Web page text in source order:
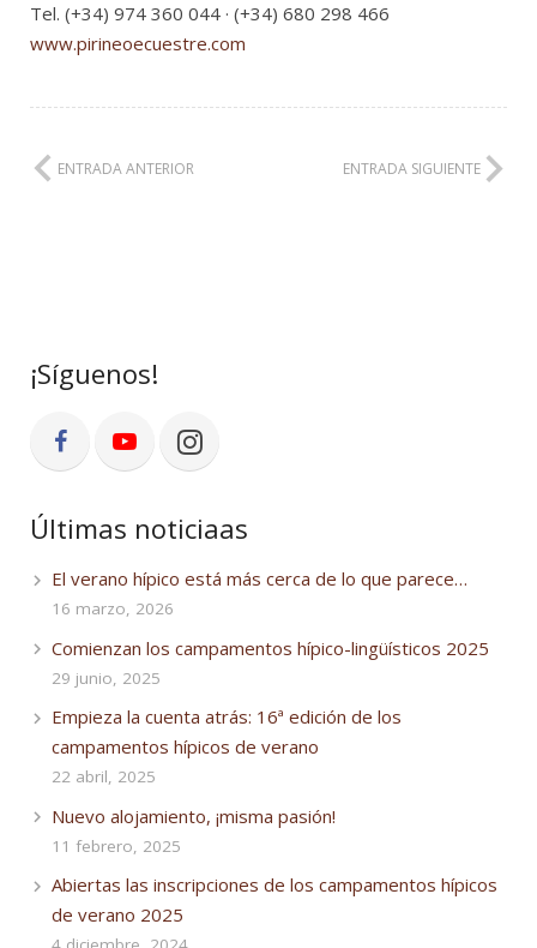
Tel. (+34) 974 360 044 · (+34) 680 298 466
www.pirineoecuestre.com
ENTRADA ANTERIOR ENTRADA SIGUIENTE
¡Síguenos!
Últimas noticiaas
El verano hípico está más cerca de lo que parece…
16 marzo, 2026
Comienzan los campamentos hípico-lingüísticos 2025
29 junio, 2025
Empieza la cuenta atrás: 16ª edición de los
campamentos hípicos de verano
22 abril, 2025
Nuevo alojamiento, ¡misma pasión!
11 febrero, 2025
Abiertas las inscripciones de los campamentos hípicos
de verano 2025